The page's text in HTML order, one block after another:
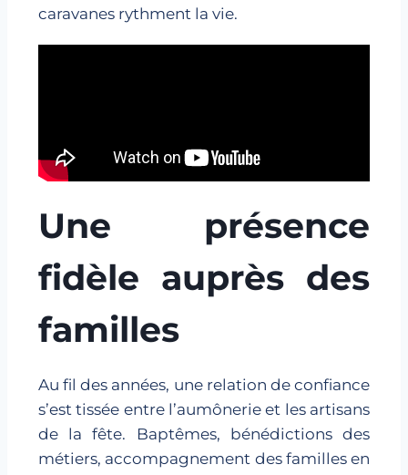
caravanes rythment la vie.
Une présence
fidèle auprès des
familles
Au fil des années, une relation de confiance
s’est tissée entre l’aumônerie et les artisans
de la fête. Baptêmes, bénédictions des
métiers, accompagnement des familles en